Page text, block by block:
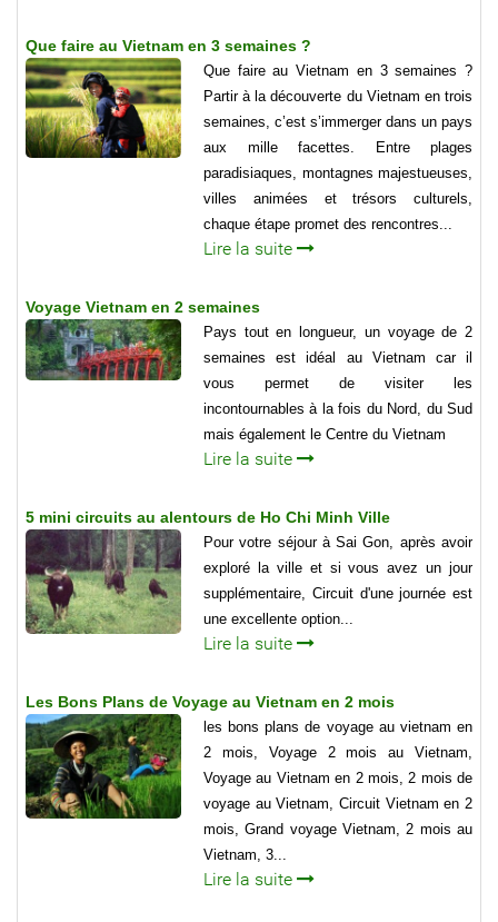
Que faire au Vietnam en 3 semaines ?
Que faire au Vietnam en 3 semaines ?
Partir à la découverte du Vietnam en trois
semaines, c’est s’immerger dans un pays
aux mille facettes. Entre plages
paradisiaques, montagnes majestueuses,
villes animées et trésors culturels,
chaque étape promet des rencontres...
Lire la suite
Voyage Vietnam en 2 semaines
Pays tout en longueur, un voyage de 2
semaines est idéal au Vietnam car il
vous permet de visiter les
incontournables à la fois du Nord, du Sud
mais également le Centre du Vietnam
Lire la suite
5 mini circuits au alentours de Ho Chi Minh Ville
Pour votre séjour à Sai Gon, après avoir
exploré la ville et si vous avez un jour
supplémentaire, Circuit d'une journée est
une excellente option...
Lire la suite
Les Bons Plans de Voyage au Vietnam en 2 mois
les bons plans de voyage au vietnam en
2 mois, Voyage 2 mois au Vietnam,
Voyage au Vietnam en 2 mois, 2 mois de
voyage au Vietnam, Circuit Vietnam en 2
mois, Grand voyage Vietnam, 2 mois au
Vietnam, 3...
Lire la suite